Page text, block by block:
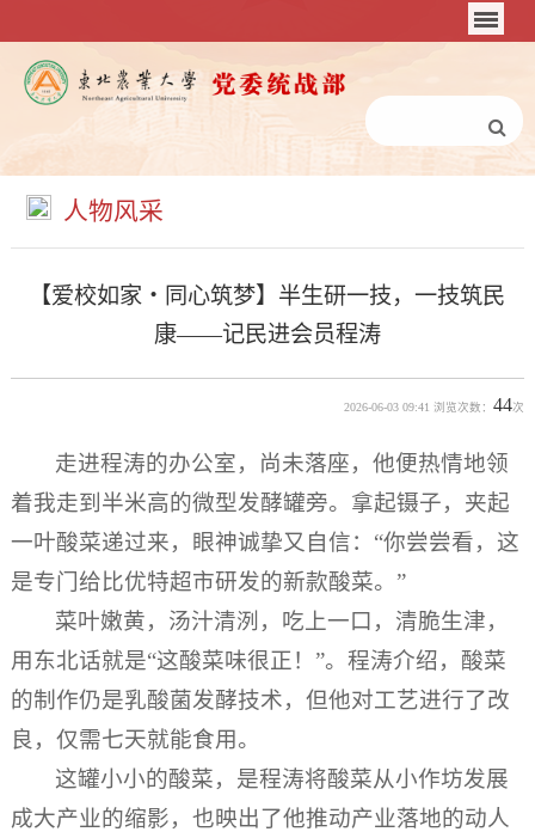
人物风采
【爱校如家・同心筑梦】半生研一技，一技筑民
康——记民进会员程涛
2026-06-03 09:41 浏览次数：44次
走进程涛的办公室，尚未落座，他便热情地领
着我走到半米高的微型发酵罐旁。拿起镊子，夹起
一叶酸菜递过来，眼神诚挚又自信：“你尝尝看，这
是专门给比优特超市研发的新款酸菜。”
菜叶嫩黄，汤汁清洌，吃上一口，清脆生津，
用东北话就是“这酸菜味很正！”。程涛介绍，酸菜
的制作仍是乳酸菌发酵技术，但他对工艺进行了改
良，仅需七天就能食用。
这罐小小的酸菜，是程涛将酸菜从小作坊发展
成大产业的缩影，也映出了他推动产业落地的动人